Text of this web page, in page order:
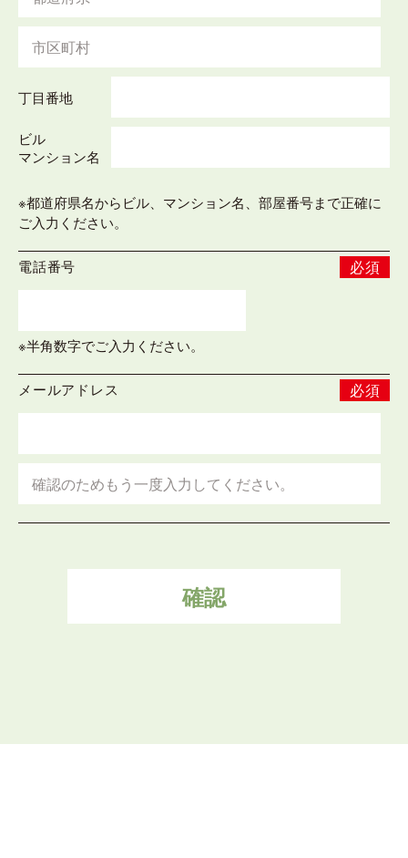
丁目番地
ビル
マンション名
※都道府県名からビル、マンション名、部屋番号まで正確に
ご入力ください。
電話番号 必須
※半角数字でご入力ください。
メールアドレス 必須